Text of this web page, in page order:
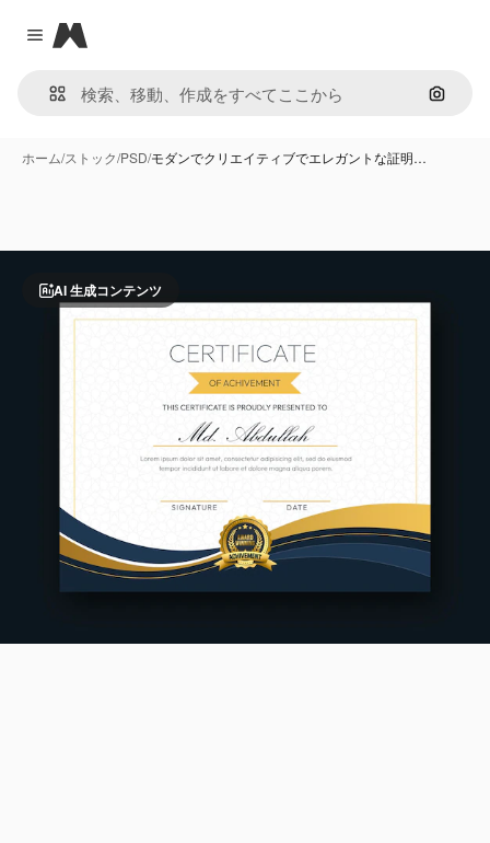
Close menu
Magnific
画像で
ホーム/ストック/PSD/モダンでクリエイティブでエレガントな証明…
AI 生成コンテンツ